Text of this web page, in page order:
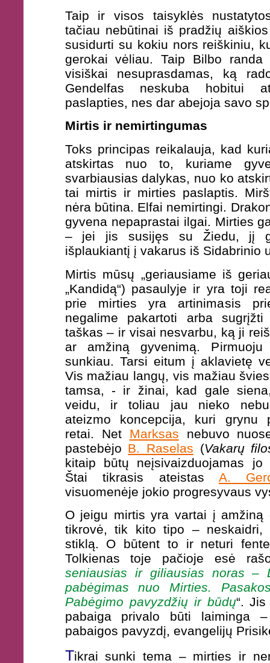
Taip ir visos taisyklės
tačiau nebūtinai iš pradžių
susidurti su kokiu nors reiškiniu,
gerokai vėliau. Taip Bilbo randa
visiškai nesuprasdamas, ką
Gendelfas neskuba hobitui
paslapties, nes dar abejoja savo
Mirtis ir nemirtingumas
Toks principas reikalauja, kad
atskirtas nuo to, kuriame
svarbiausias dalykas, nuo ko
tai mirtis ir mirties paslaptis.
nėra būtina. Elfai nemirtingi.
gyvena nepaprastai ilgai. Mirties
– jei jis susijęs su Žiedu, jį
išplaukiantį į vakarus iš Sidabrinio
Mirtis mūsų „geriausiame iš
„Kandidą“) pasaulyje ir yra toji
prie mirties yra artinimasis
negalime pakartoti arba
taškas – ir visai nesvarbu, ką ji
ar amžiną gyvenimą.
sunkiau. Tarsi eitum į aklavietę
Vis mažiau langų, vis mažiau
tamsa, - ir žinai, kad gale
veidu, ir toliau jau nieko
ateizmo koncepcija, kuri grynu
retai. Net Marksas nebuvo
pastebėjo B. Raselas (Vakarų
kitaip būtų neįsivaizduojamas jo
Štai tikrasis ateistas A.
visuomenėje jokio progresyvaus
O jeigu mirtis yra vartai į amžiną
tikrovė, tik kito tipo –
stiklą. O būtent to ir neturi
Tolkienas toje pačioje esė
seniausias ir giliausias noras –
pabėgimas nuo Mirties.
Pabėgimo pavyzdžių ir būdų“.
pabaiga privalo būti laiminga
pabaigos pavyzdį, evangelijų
Tikrai sunki tema – mirties ir